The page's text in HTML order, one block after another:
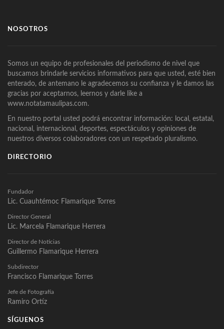
NOSOTROS
Somos un equipo de profesionales del periodismo de nivel que
buscamos brindarle servicios informativos para que usted, esté bien
enterado, de antemano le agradecemos su confianza y le damos las
gracias por aceptarnos, leernos y darle like a
www.notatamaulipas.com.
En nuestro portal usted podrá encontrar información: local, estatal,
nacional, internacional, deportes, espectáculos y opiniones de
nuestros diversos colaboradores con un respetado pluralismo.
DIRECTORIO
Fundador
Lic. Cuauhtémoc Flamarique Torres
Director General
Lic. Marcela Flamarique Herrera
Director de Noticias
Guillermo Flamarique Herrera
Subdirector
Francisco Flamarique Torres
Jefe de Fotografía
Ramiro Ortíz
SÍGUENOS